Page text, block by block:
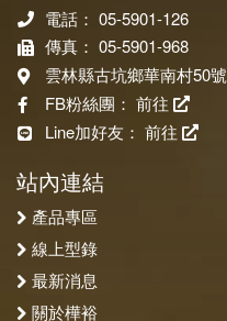
電話： 05-5901-126
傳真： 05-5901-968
雲林縣古坑鄉華南村50號
FB粉絲團： 前往
Line加好友： 前往
站內連結
產品專區
線上型錄
最新消息
關於樺裕